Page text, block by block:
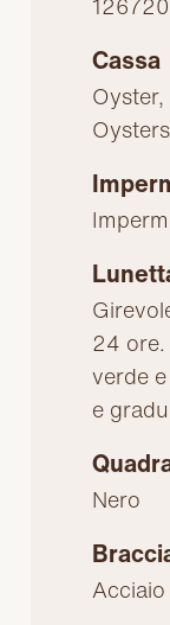
Cassa
24
verde
e
Nero